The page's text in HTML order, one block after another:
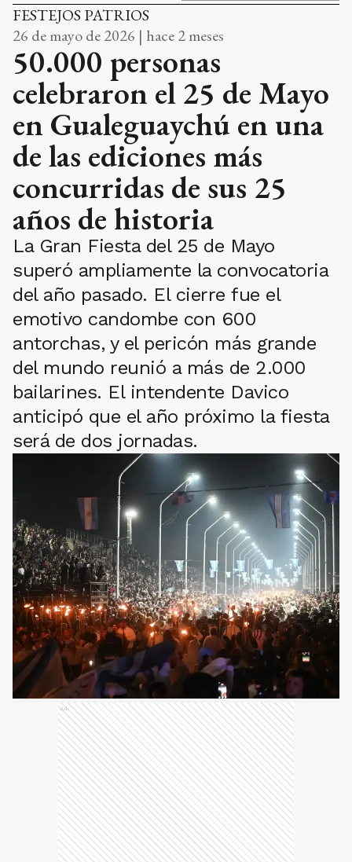
FESTEJOS PATRIOS
26 de mayo de 2026 | hace 2 meses
50.000 personas
celebraron el 25 de Mayo
en Gualeguaychú en una
de las ediciones más
concurridas de sus 25
años de historia
La Gran Fiesta del 25 de Mayo
superó ampliamente la convocatoria
del año pasado. El cierre fue el
emotivo candombe con 600
antorchas, y el pericón más grande
del mundo reunió a más de 2.000
bailarines. El intendente Davico
anticipó que el año próximo la fiesta
será de dos jornadas.
Ads